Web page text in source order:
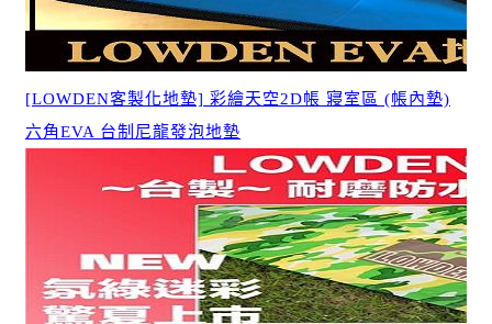
[LOWDEN客製化地墊] 彩繪天空2D帳 寢室區 (帳內墊)
六角EVA 台制尼龍發泡地墊